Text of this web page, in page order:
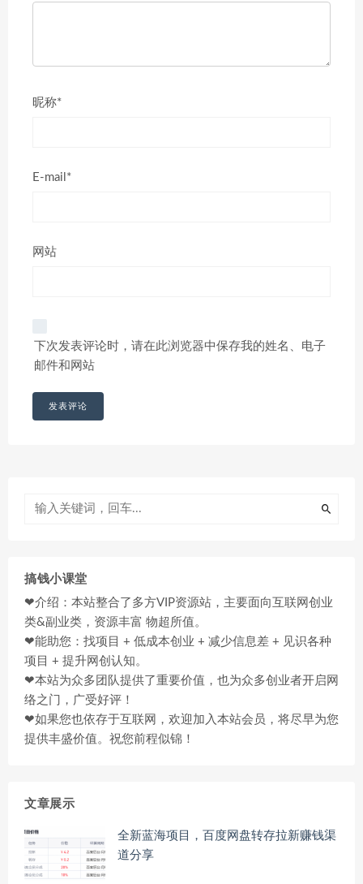
昵称*
E-mail*
网站
下次发表评论时，请在此浏览器中保存我的姓名、电子
邮件和网站
搞钱小课堂
❤介绍：本站整合了多方VIP资源站，主要面向互联网创业
类&副业类，资源丰富 物超所值。
❤能助您：找项目 + 低成本创业 + 减少信息差 + 见识各种
项目 + 提升网创认知。
❤本站为众多团队提供了重要价值，也为众多创业者开启网
络之门，广受好评！
❤如果您也依存于互联网，欢迎加入本站会员，将尽早为您
提供丰盛价值。祝您前程似锦！
文章展示
全新蓝海项目，百度网盘转存拉新赚钱渠
道分享